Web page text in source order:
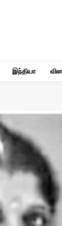
இந்தியா